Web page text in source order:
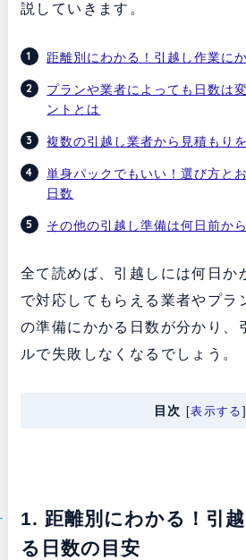
説していきます。
距離別にわかる！引越し作業に
プランや業者によっても日数は
ントとは
複数の引越し業者から見積もり
単身パックでもいい！選び方と
日数
その他の引越し準備は何日前か
全て読めば、引越しには何日か
で対応してもらえる業者やプラ
の準備にかかる日数が分かり、
ルで失敗しなくなるでしょう。
目次 [表示する
1. 距離別にわかる！引
る日数の目安